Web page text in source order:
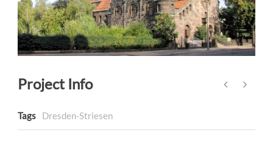
Project Info
Tags Dresden-Striesen